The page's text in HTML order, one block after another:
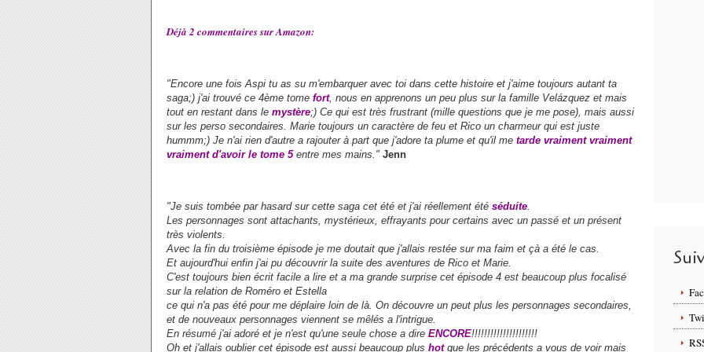
Déjà 2 commentaires sur Amazon:
"Encore une fois Aspi tu as su m'embarquer avec toi dans cette histoire et j'aime toujours autant ta
saga;) j'ai trouvé ce 4ème tome fort, nous en apprenons un peu plus sur la famille Velázquez et mais
tout en restant dans le mystère;) Ce qui est très frustrant (mille questions que je me pose), mais aussi
sur les perso secondaires. Marie toujours un caractère de feu et Rico un charmeur qui est juste
hummm;) Je n'ai rien d'autre a rajouter à part que j'adore ta plume et qu'il me tarde vraiment vraiment
vraiment d'avoir le tome 5entre mes mains." Jenn
"Je suis tombée par hasard sur cette saga cet été et j'ai réellement été séduite.
Les personnages sont attachants, mystérieux, effrayants pour certains avec un passé et un présent
très violents.
Avec la fin du troisième épisode je me doutait que j'allais restée sur ma faim et çà a été le cas.
Et aujourd'hui enfin j'ai pu découvrir la suite des aventures de Rico et Marie.
C'est toujours bien écrit facile a lire et a ma grande surprise cet épisode 4 est beaucoup plus focalisé
sur la relation de Roméro et Estella
ce qui n'a pas été pour me déplaire loin de là. On découvre un peut plus les personnages secondaires,
et de nouveaux personnages viennent se mêlés a l'intrigue.
En résumé j'ai adoré et je n'est qu'une seule chose a dire ENCORE!!!!!!!!!!!!!!!!!!!!!
Oh et j'allais oublier cet épisode est aussi beaucoup plus hotque les précédents a vous de voir mais